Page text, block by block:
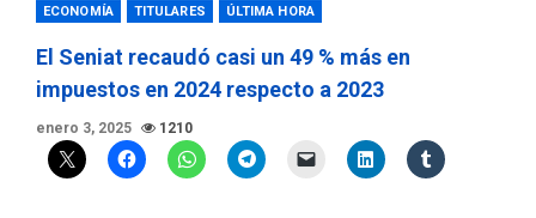
ECONOMÍA TITULARES ÚLTIMA HORA
El Seniat recaudó casi un 49 % más en
impuestos en 2024 respecto a 2023
enero 3, 2025 1210